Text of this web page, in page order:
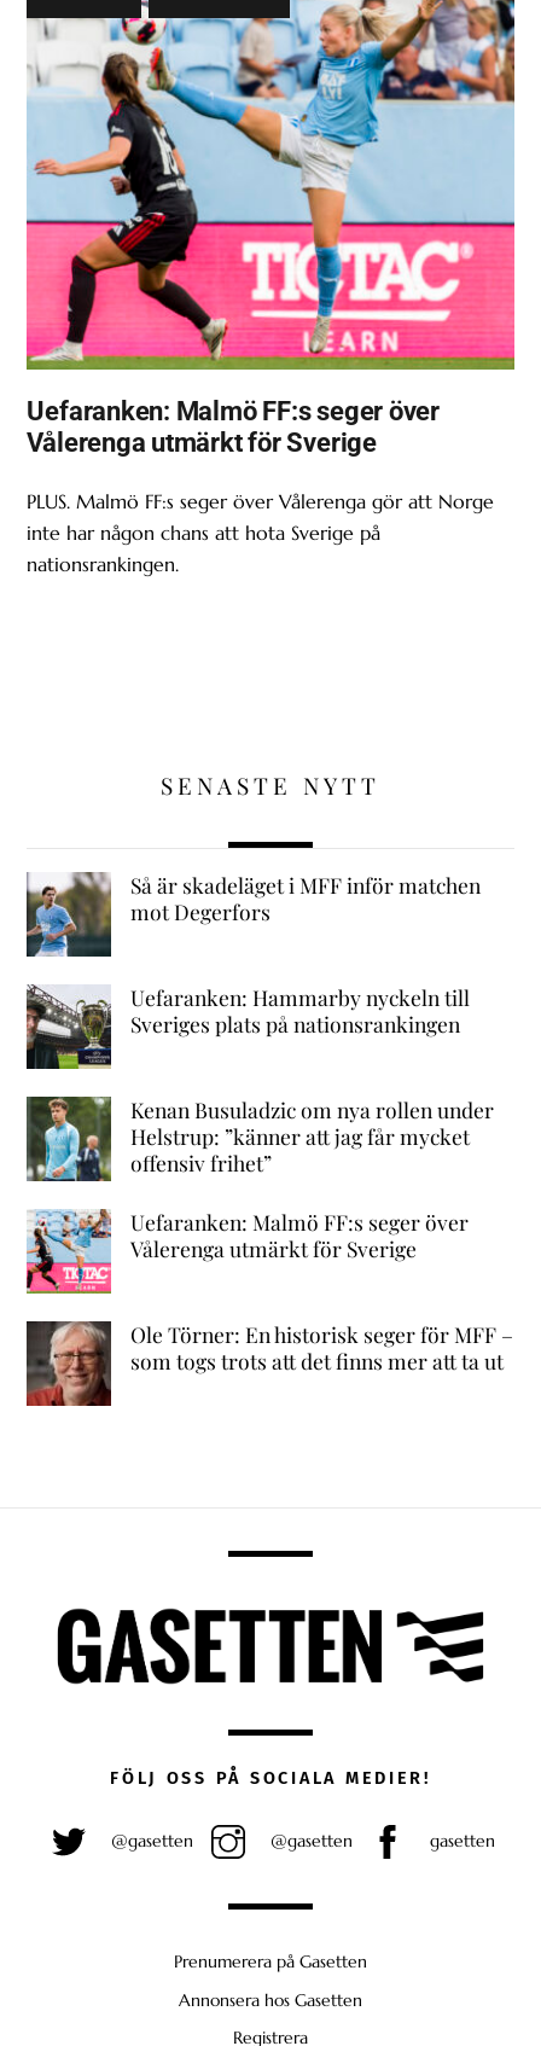
Uefaranken: Malmö FF:s seger över
Vålerenga utmärkt för Sverige
PLUS. Malmö FF:s seger över Vålerenga gör att Norge
inte har någon chans att hota Sverige på
nationsrankingen.
SENASTE NYTT
Så är skadeläget i MFF inför matchen
mot Degerfors
Uefaranken: Hammarby nyckeln till
Sveriges plats på nationsrankingen
Kenan Busuladzic om nya rollen under
Helstrup: ”känner att jag får mycket
offensiv frihet”
Uefaranken: Malmö FF:s seger över
Vålerenga utmärkt för Sverige
Ole Törner: En historisk seger för MFF –
som togs trots att det finns mer att ta ut
FÖLJ OSS PÅ SOCIALA MEDIER!
@gasetten @gasetten gasetten
Prenumerera på Gasetten
Annonsera hos Gasetten
Registrera